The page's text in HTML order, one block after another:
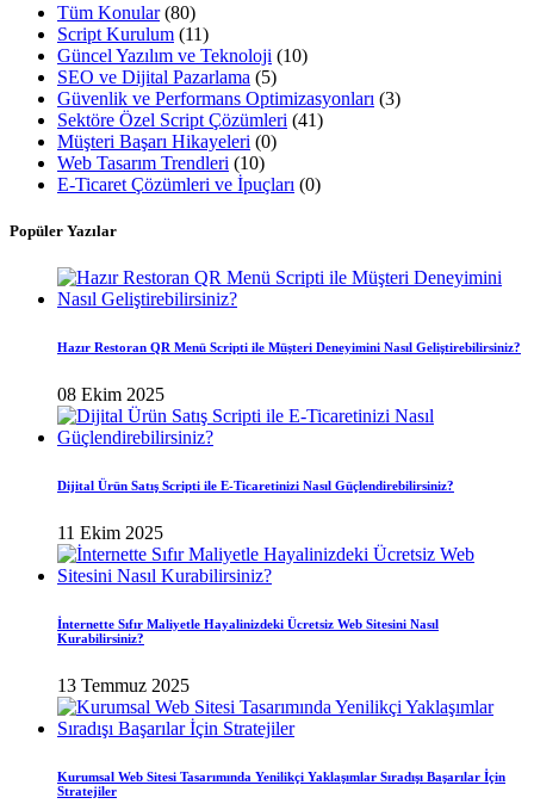
Tüm Konular (80)
Script Kurulum (11)
Güncel Yazılım ve Teknoloji (10)
SEO ve Dijital Pazarlama (5)
Güvenlik ve Performans Optimizasyonları (3)
Sektöre Özel Script Çözümleri (41)
Müşteri Başarı Hikayeleri (0)
Web Tasarım Trendleri (10)
E-Ticaret Çözümleri ve İpuçları (0)
Popüler Yazılar
Hazır Restoran QR Menü Scripti ile Müşteri Deneyimini Nasıl Geliştirebilirsiniz?
08 Ekim 2025
Dijital Ürün Satış Scripti ile E-Ticaretinizi Nasıl Güçlendirebilirsiniz?
11 Ekim 2025
İnternette Sıfır Maliyetle Hayalinizdeki Ücretsiz Web Sitesini Nasıl
Kurabilirsiniz?
13 Temmuz 2025
Kurumsal Web Sitesi Tasarımında Yenilikçi Yaklaşımlar Sıradışı Başarılar İçin
Stratejiler